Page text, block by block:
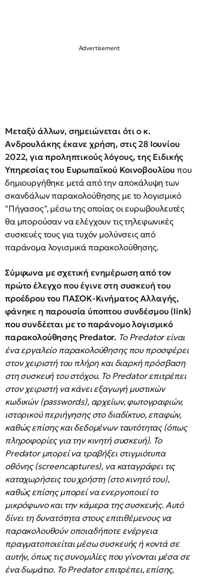
Μεταξύ άλλων, σημειώνεται ότι ο κ.
Ανδρουλάκης έκανε χρήση, στις 28 Ιουνίου
2022, για προληπτικούς λόγους, της Ειδικής
Υπηρεσίας του Ευρωπαϊκού Κοινοβουλίου που
δημιουργήθηκε μετά από την αποκάλυψη των
σκανδάλων παρακολούθησης με το λογισμικό
"Πήγασος", μέσω της οποίας οι ευρωβουλευτές
θα μπορούσαν να ελέγχουν τις τηλεφωνικές
συσκευές τους για τυχόν μολύνσεις από
παράνομα λογισμικά παρακολούθησης.
Σύμφωνα με σχετική ενημέρωση από τον
πρώτο έλεγχο που έγινε στη συσκευή του
προέδρου του ΠΑΣΟΚ-Κινήματος Αλλαγής,
φάνηκε η παρουσία ύποπτου συνδέσμου (link)
που συνδέεται με το παράνομο λογισμικό
παρακολούθησης Predator. Το Predator είναι
ένα εργαλείο παρακολούθησης που προσφέρει
στον χειριστή του πλήρη και διαρκή πρόσβαση
στη συσκευή του στόχου. Το Predator επιτρέπει
στον χειριστή να κάνει εξαγωγή μυστικών
κωδικών (passwords), αρχείων, φωτογραφιών,
ιστορικού περιήγησης στο διαδίκτυο, επαφών,
καθώς επίσης και δεδομένων ταυτότητας (όπως
πληροφορίες για την κινητή συσκευή). Το
Predator μπορεί να τραβήξει στιγμιότυπα
οθόνης (screencaptures), να καταγράφει τις
καταχωρήσεις του χρήστη (στο κινητό του),
καθώς επίσης μπορεί να ενεργοποιεί το
μικρόφωνο και την κάμερα της συσκευής. Αυτό
δίνει τη δυνατότητα στους επιτιθέμενους να
παρακολουθούν οποιαδήποτε ενέργεια
πραγματοποιείται μέσω συσκευής ή κοντά σε
αυτήν, όπως τις συνομιλίες που γίνονται μέσα σε
ένα δωμάτιο. Το Predator επιτρέπει, επίσης,